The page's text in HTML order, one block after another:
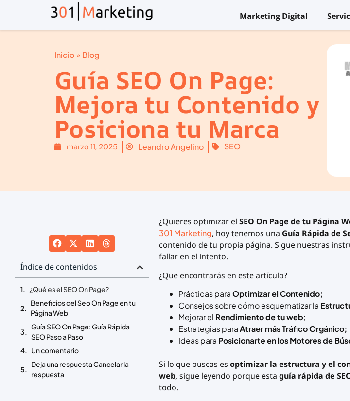
Marketing Digital
Inicio » Blog
Guía SEO On Page:
Mejora tu Contenido y
Posiciona tu Marca
marzo 11, 2025 Leandro Angelino SEO
Índice de contenidos
¿Qué es el SEO On Page?
Beneficios del Seo On Page en tu
Página Web
Guía SEO On Page: Guía Rápida
SEO Paso a Paso
Un comentario
Deja una respuesta Cancelar la
respuesta
¿Quieres optimizar el SEO On Page de tu Página
301 Marketing, hoy tenemos una Guía Rápida de
contenido de tu propia página. Sigue nuestras
fallar en el intento.
¿Que encontrarás en este artículo?
Prácticas paraOptimizar el Contenido;
Consejos sobre cómo esquematizar la
Mejorar el Rendimiento de tu web;
Estrategias paraAtraer más Tráfico Orgánico;
Ideas para Posicionarte en los Motores de
Si lo que buscas es optimizar la estructura y el
web, sigue leyendo porque esta guía rápida de
todo.